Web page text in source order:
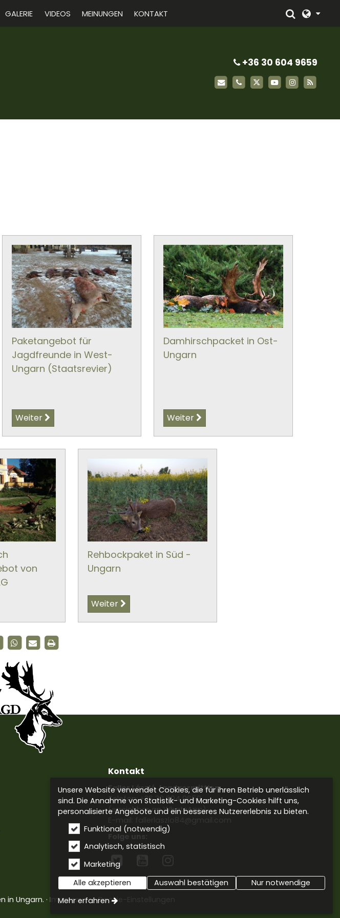
GALERIE VIDEOS MEINUNGEN KONTAKT
+36 30 604 9659
Paketangebot für
Jagdfreunde in West-
Ungarn (Staatsrevier)
Weiter
Damhirschpacket in Ost-
Ungarn
Weiter
von
Rehbockpaket in Süd -
Ungarn
Weiter
Kontakt
Faller László Jagdvermittler
Telefon:+36 30 604 9659
(erreichbar an WhatsApp)
E-mail: fallerlaszlo84@gmail.com
Folge uns:

in Ungarn. Impressum Cookie-Einstellungen
Unsere Website verwendet Cookies, die für ihren Betrieb unerlässlich
sind. Die Annahme von Statistik- und Marketing-Cookies hilft uns,
personalisierte Angebote und ein besseres Nutzererlebnis zu bieten.
Funktional (notwendig)
Analytisch, statistisch
Marketing
Alle akzeptieren
Auswahl bestätigen
Nur notwendige
Mehr erfahren